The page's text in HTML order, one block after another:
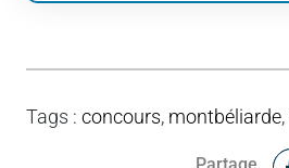
Tags : concours, montbéliarde,
Partage